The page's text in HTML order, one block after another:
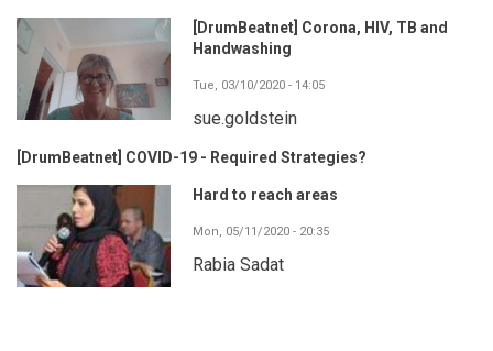
[DrumBeatnet] Corona, HIV, TB and
Handwashing
Tue, 03/10/2020 - 14:05
sue.goldstein
[DrumBeatnet] COVID-19 - Required Strategies?
Hard to reach areas
Mon, 05/11/2020 - 20:35
Rabia Sadat